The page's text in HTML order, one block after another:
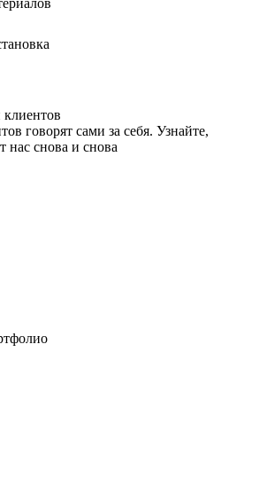
говорят сами за себя. Узнайте,
снова и снова